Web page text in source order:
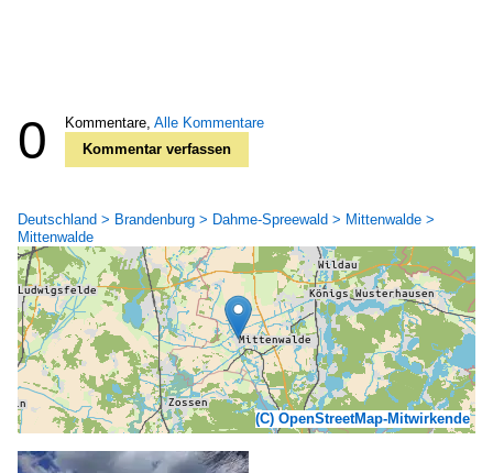
0 Kommentare, Alle Kommentare
Kommentar verfassen
Deutschland > Brandenburg > Dahme-Spreewald > Mittenwalde >
Mittenwalde
(C) OpenStreetMap-Mitwirkende